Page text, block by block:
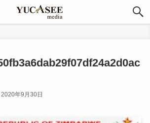
2020年9月30日